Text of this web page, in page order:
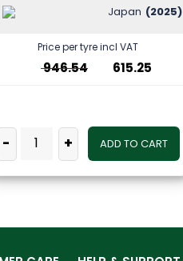
Japan (2025)
Price per tyre incl VAT
946.54 615.25
- + ADD TO CART